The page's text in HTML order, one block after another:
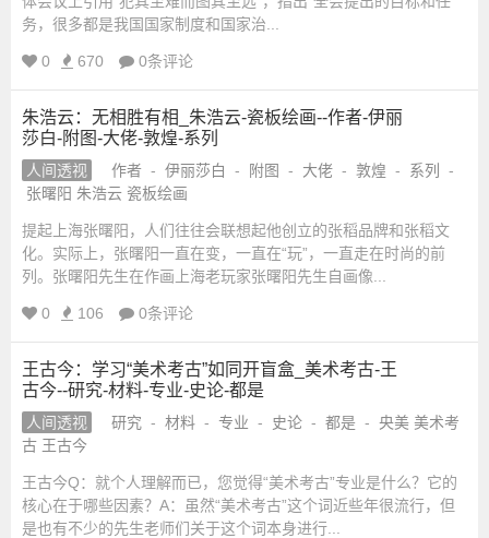
务，很多都是我国国家制度和国家治...
0 670 0条评论
朱浩云：无相胜有相_朱浩云-瓷板绘画--作者-伊丽
莎白-附图-大佬-敦煌-系列
人间透视 作者 - 伊丽莎白 - 附图 - 大佬 - 敦煌 - 系列
-
张曙阳 朱浩云 瓷板绘画
提起上海张曙阳，人们往往会联想起他创立的张稻品牌和张稻文
化。实际上，张曙阳一直在变，一直在“玩”，一直走在时尚的前
列。张曙阳先生在作画上海老玩家张曙阳先生自画像...
0 106 0条评论
王古今：学习“美术考古”如同开盲盒_美术考古-王
古今--研究-材料-专业-史论-都是
人间透视 研究 - 材料 - 专业 - 史论 - 都是 - 央美 美术考
古 王古今
王古今Q：就个人理解而已，您觉得“美术考古”专业是什么？它的
核心在于哪些因素？A：虽然“美术考古”这个词近些年很流行，但
是也有不少的先生老师们关于这个词本身进行...